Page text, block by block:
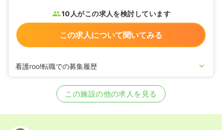
10人がこの求人を検討しています
この求人について聞いてみる
看護roo!転職での募集履歴
正看護師の募集を休止
正看護師の募集を開始
この施設の他の求人を見る